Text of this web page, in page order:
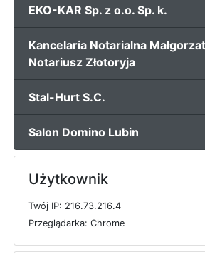
EKO-KAR Sp. z o.o. Sp. k.
Kancelaria Notarialna
Notariusz Złotoryja
Stal-Hurt S.C.
Salon Domino Lubin
Użytkownik
Twój IP: 216.73.216.4
Przeglądarka: Chrome